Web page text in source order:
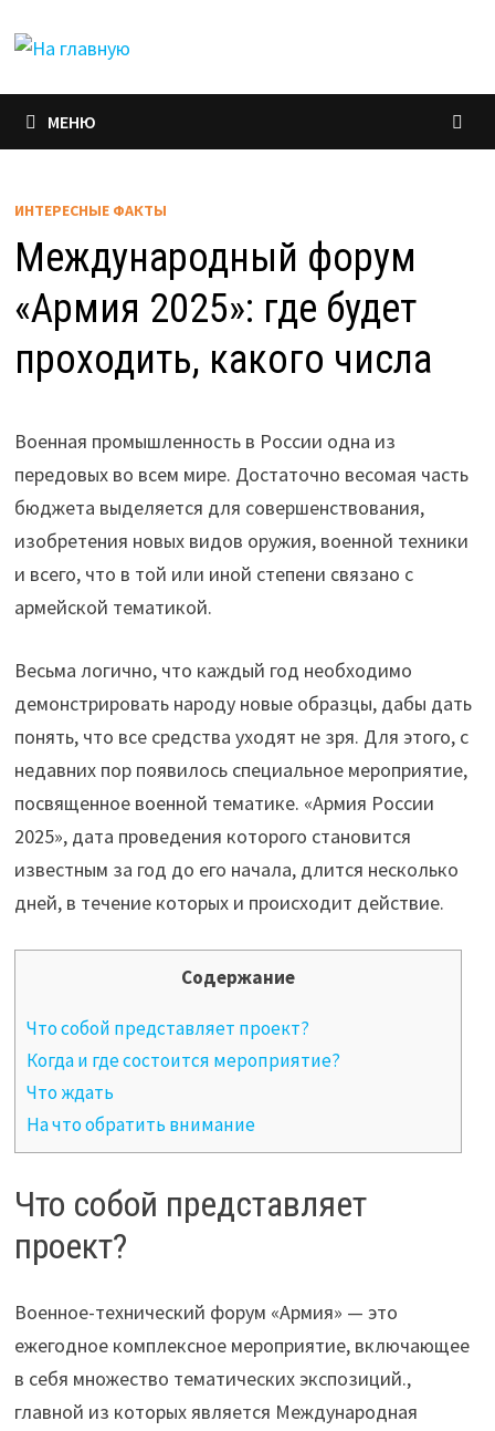
МЕНЮ
ИНТЕРЕСНЫЕ ФАКТЫ
Международный форум
«Армия 2025»: где будет
проходить, какого числа
Военная промышленность в России одна из
передовых во всем мире. Достаточно весомая часть
бюджета выделяется для совершенствования,
изобретения новых видов оружия, военной техники
и всего, что в той или иной степени связано с
армейской тематикой.
Весьма логично, что каждый год необходимо
демонстрировать народу новые образцы, дабы дать
понять, что все средства уходят не зря. Для этого, с
недавних пор появилось специальное мероприятие,
посвященное военной тематике. «Армия России
2025», дата проведения которого становится
известным за год до его начала, длится несколько
дней, в течение которых и происходит действие.
Содержание
Что собой представляет проект?
Когда и где состоится мероприятие?
Что ждать
На что обратить внимание
Что собой представляет
проект?
Военное-технический форум «Армия» — это
ежегодное комплексное мероприятие, включающее
в себя множество тематических экспозиций.,
главной из которых является Международная